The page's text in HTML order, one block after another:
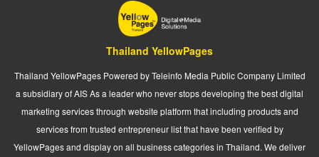
Thailand YellowPages
Thailand YellowPages Powered by Teleinfo Media Public Company Limited
a subsidiary of AIS As a leader who never stops developing the best digital
marketing services through website platform that including products and
services from trusted entrepreneur list that have been verified by
YellowPages and display on all business categories in Thailand. We deliver